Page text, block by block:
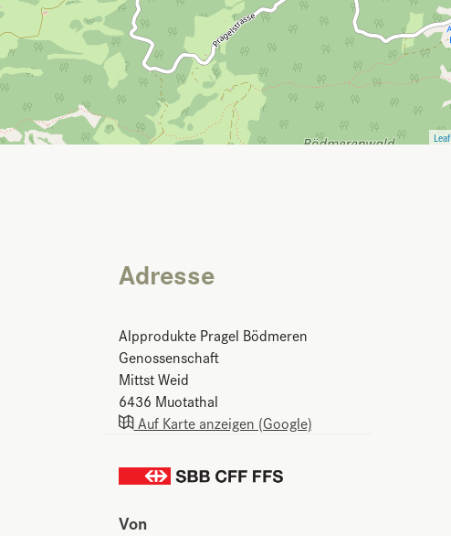
Adresse
Alpprodukte Pragel Bödmeren
Genossenschaft
Mittst Weid
6436 Muotathal
Auf Karte anzeigen (Google)
Von